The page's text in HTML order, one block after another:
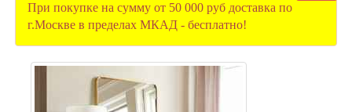
При покупке на сумму от 50 000 руб доставка по
г.Москве в пределах МКАД - бесплатно!